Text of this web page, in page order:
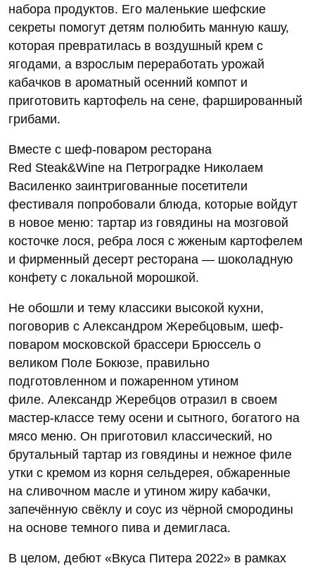
набора продуктов. Его маленькие шефские
секреты помогут детям полюбить манную кашу,
которая превратилась в воздушный крем с
ягодами, а взрослым переработать урожай
кабачков в ароматный осенний компот и
приготовить картофель на сене, фаршированный
грибами.
Вместе с шеф-поваром ресторана
Red Steak&Wine на Петроградке Николаем
Василенко заинтригованные посетители
фестиваля попробовали блюда, которые войдут
в новое меню: тартар из говядины на мозговой
косточке лося, ребра лося с жженым картофелем
и фирменный десерт ресторана — шоколадную
конфету с локальной морошкой.
Не обошли и тему классики высокой кухни,
поговорив с Александром Жеребцовым, шеф-
поваром московской брассери Брюссель о
великом Поле Бокюзе, правильно
подготовленном и пожаренном утином
филе. Александр Жеребцов отразил в своем
мастер-классе тему осени и сытного, богатого на
мясо меню. Он приготовил классический, но
брутальный тартар из говядины и нежное филе
утки с кремом из корня сельдерея, обжаренные
на сливочном масле и утином жиру кабачки,
запечённую свёклу и соус из чёрной смородины
на основе темного пива и демигласа.
В целом, дебют «Вкуса Питера 2022» в рамках